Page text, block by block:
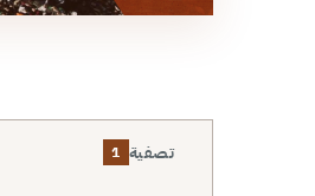
تصفية 1